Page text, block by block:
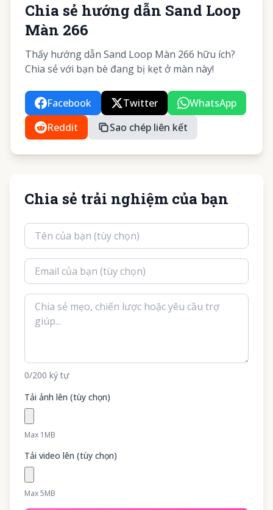
Chia sẻ hướng dẫn Sand Loop
Màn 266
Thấy hướng dẫn Sand Loop Màn 266 hữu ích?
Chia sẻ với bạn bè đang bị kẹt ở màn này!
Facebook Twitter
WhatsApp
Reddit
Sao chép liên kết
Chia sẻ trải nghiệm của bạn
0/200 ký tự
Tải ảnh lên (tùy chọn)
Max 1MB
Tải video lên (tùy chọn)
Max 5MB